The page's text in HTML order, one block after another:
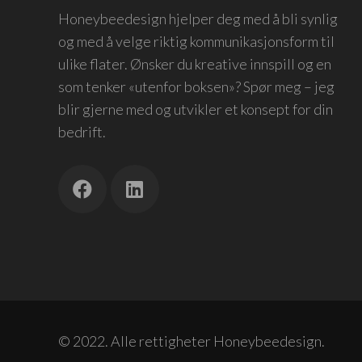
Honeybeedesign hjelper deg med å bli synlig
og med å velge riktig kommunikasjonsform til
ulike flater. Ønsker du kreative innspill og en
som tenker «utenfor boksen»? Spør meg – jeg
blir gjerne med og utvikler et konsept for din
bedrift.
© 2022. Alle rettigheter Honeybeedesign.